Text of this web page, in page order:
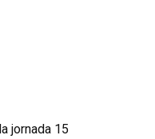
jornada 15